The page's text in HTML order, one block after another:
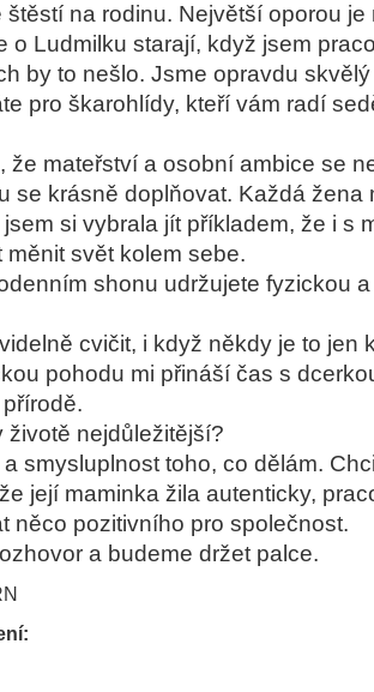
štěstí na rodinu. Největší oporou je
o Ludmilku starají, když jsem
by to nešlo. Jsme opravdu
pro škarohlídy, kteří vám radí
že mateřství a osobní ambice se
se krásně doplňovat. Každá žena
si vybrala jít příkladem, že i s
svět kolem sebe.
shonu udržujete fyzickou
cvičit, i když někdy je to jen
pohodu mi přináší čas s
životě nejdůležitější?
smysluplnost toho, co dělám.
její maminka žila autenticky,
něco pozitivního pro společnost.
a budeme držet palce.